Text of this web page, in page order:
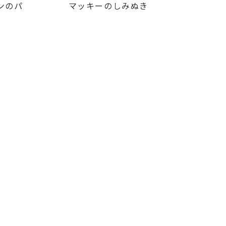
のパ マッキーのしみぬき